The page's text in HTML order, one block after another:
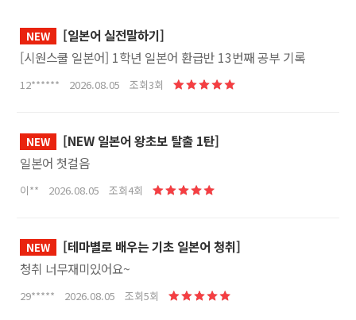
NEW
[일본어 실전말하기]
[시원스쿨 일본어] 1학년 일본어 환급반 13번째 공부 기록
12****** 2026.08.05 조회3회
NEW
[NEW 일본어 왕초보 탈출 1탄]
일본어 첫걸음
이** 2026.08.05 조회4회
NEW
[테마별로 배우는 기초 일본어 청취]
청취 너무재미있어요~
29***** 2026.08.05 조회5회